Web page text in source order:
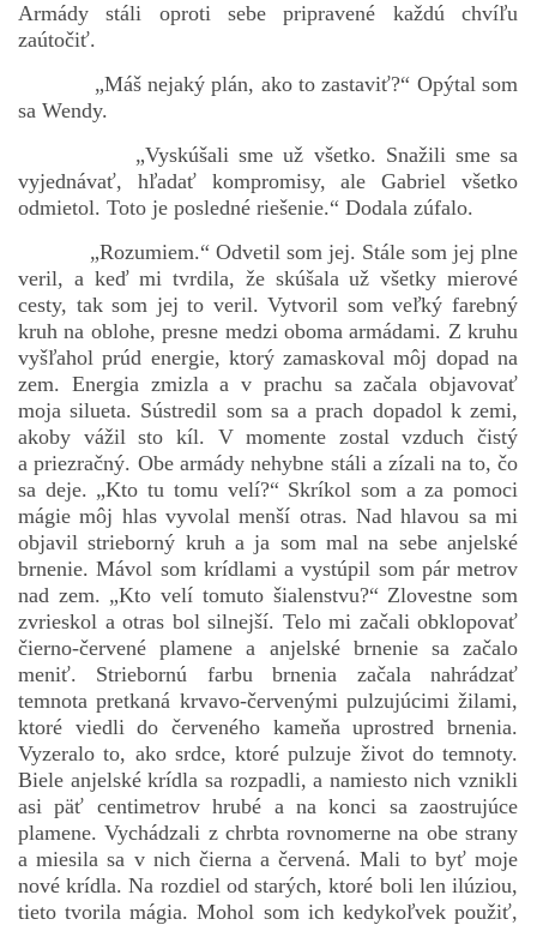
Armády stáli oproti sebe pripravené každú chvíľu
zaútočiť.
„Máš nejaký plán, ako to zastaviť?“ Opýtal som
sa Wendy.
„Vyskúšali sme už všetko. Snažili sme sa
vyjednávať, hľadať kompromisy, ale Gabriel všetko
odmietol. Toto je posledné riešenie.“ Dodala zúfalo.
„Rozumiem.“ Odvetil som jej. Stále som jej plne
veril, a keď mi tvrdila, že skúšala už všetky mierové
cesty, tak som jej to veril. Vytvoril som veľký farebný
kruh na oblohe, presne medzi oboma armádami. Z kruhu
vyšľahol prúd energie, ktorý zamaskoval môj dopad na
zem. Energia zmizla a v prachu sa začala objavovať
moja silueta. Sústredil som sa a prach dopadol k zemi,
akoby vážil sto kíl. V momente zostal vzduch čistý
a priezračný. Obe armády nehybne stáli a zízali na to, čo
sa deje. „Kto tu tomu velí?“ Skríkol som a za pomoci
mágie môj hlas vyvolal menší otras. Nad hlavou sa mi
objavil strieborný kruh a ja som mal na sebe anjelské
brnenie. Mávol som krídlami a vystúpil som pár metrov
nad zem. „Kto velí tomuto šialenstvu?“ Zlovestne som
zvrieskol a otras bol silnejší. Telo mi začali obklopovať
čierno-červené plamene a anjelské brnenie sa začalo
meniť. Striebornú farbu brnenia začala nahrádzať
temnota pretkaná krvavo-červenými pulzujúcimi žilami,
ktoré viedli do červeného kameňa uprostred brnenia.
Vyzeralo to, ako srdce, ktoré pulzuje život do temnoty.
Biele anjelské krídla sa rozpadli, a namiesto nich vznikli
asi päť centimetrov hrubé a na konci sa zaostrujúce
plamene. Vychádzali z chrbta rovnomerne na obe strany
a miesila sa v nich čierna a červená. Mali to byť moje
nové krídla. Na rozdiel od starých, ktoré boli len ilúziou,
tieto tvorila mágia. Mohol som ich kedykoľvek použiť,